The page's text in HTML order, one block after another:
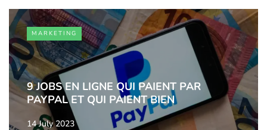
MARKETING
9 JOBS EN LIGNE QUI PAIENT PAR
PAYPAL ET QUI PAIENT BIEN
14 July 2023